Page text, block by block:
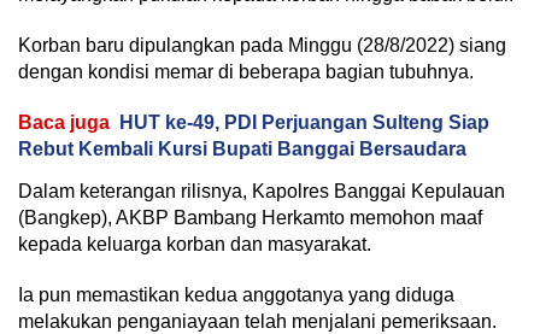
Korban baru dipulangkan pada Minggu (28/8/2022) siang
dengan kondisi memar di beberapa bagian tubuhnya.
Baca juga
HUT ke-49, PDI Perjuangan Sulteng Siap
Rebut Kembali Kursi Bupati Banggai Bersaudara
Dalam keterangan rilisnya, Kapolres Banggai Kepulauan
(Bangkep), AKBP Bambang Herkamto memohon maaf
kepada keluarga korban dan masyarakat.
Ia pun memastikan kedua anggotanya yang diduga
melakukan penganiayaan telah menjalani pemeriksaan.